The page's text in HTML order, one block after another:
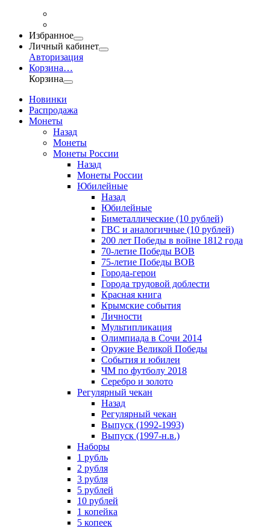
Избранное
Личный кабинет
Авторизация
Корзина…
Корзина
Новинки
Распродажа
Монеты
Назад
Монеты
Монеты России
Назад
Монеты России
Юбилейные
Назад
Юбилейные
Биметаллические (10 рублей)
ГВС и аналогичные (10 рублей)
200 лет Победы в войне 1812 года
70-летие Победы ВОВ
75-летие Победы ВОВ
Города-герои
Города трудовой доблести
Красная книга
Крымские события
Личности
Мультипликация
Олимпиада в Сочи 2014
Оружие Великой Победы
События и юбилеи
ЧМ по футболу 2018
Серебро и золото
Регулярный чекан
Назад
Регулярный чекан
Выпуск (1992-1993)
Выпуск (1997-н.в.)
Наборы
1 рубль
2 рубля
3 рубля
5 рублей
10 рублей
1 копейка
5 копеек